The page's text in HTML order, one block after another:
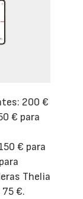
200 €
€ para
€ para
Thelia
€.